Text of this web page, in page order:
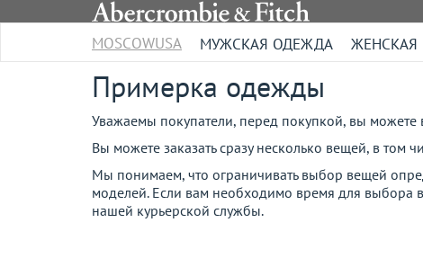
MOSCOWUSA МУЖСКАЯ ОДЕЖДА
Примерка одежды
Уважаемы покупатели, перед покупкой, вы можете
Вы можете заказать сразу несколько вещей, в том
Мы понимаем, что ограничивать выбор вещей
моделей. Если вам необходимо время для выбора
нашей курьерской службы.